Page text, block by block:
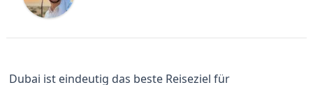
Dubai ist eindeutig das beste Reiseziel für